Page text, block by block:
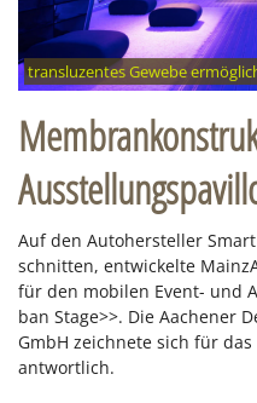
transluzentes Gewebe
Auf den Au­to­her­stel­ler
schnit­ten, ent­wi­ckel­te
für den mo­bi­len Event- und
ban Sta­ge>>. Die Aa­che­ner
GmbH zeich­ne­te sich für
ant­wort­lich.